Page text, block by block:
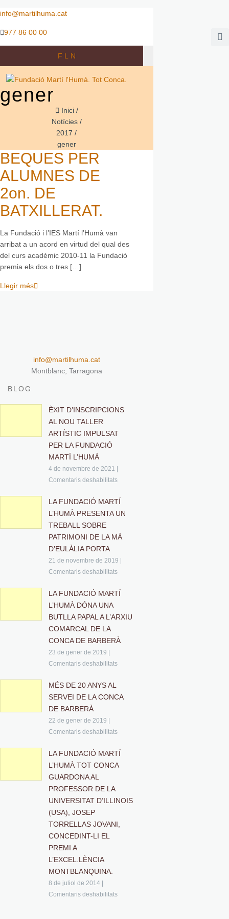
info@martilhuma.cat
977 86 00 00
F L N
gener
Inici /
Notícies /
2017 /
gener
BEQUES PER
ALUMNES DE
2on. DE
BATXILLERAT.
La Fundació i l’IES Martí l’Humà van
arribat a un acord en virtud del qual des
del curs acadèmic 2010-11 la Fundació
premia els dos o tres […]
Llegir més
info@martilhuma.cat
Montblanc, Tarragona
BLOG
ÈXIT D’INSCRIPCIONS
AL NOU TALLER
ARTÍSTIC IMPULSAT
PER LA FUNDACIÓ
MARTÍ L’HUMÀ
4 de novembre de 2021
Comentaris deshabilitats
LA FUNDACIÓ MARTÍ
L’HUMÀ PRESENTA UN
TREBALL SOBRE
PATRIMONI DE LA MÀ
D’EULÀLIA PORTA
21 de novembre de 2019
Comentaris deshabilitats
LA FUNDACIÓ MARTÍ
L’HUMÀ DÓNA UNA
BUTLLA PAPAL A L’ARXIU
COMARCAL DE LA
CONCA DE BARBERÀ
23 de gener de 2019
Comentaris deshabilitats
MÉS DE 20 ANYS AL
SERVEI DE LA CONCA
DE BARBERÀ
22 de gener de 2019
Comentaris deshabilitats
LA FUNDACIÓ MARTÍ
L’HUMÀ TOT CONCA
GUARDONA AL
PROFESSOR DE LA
UNIVERSITAT D’ILLINOIS
(USA), JOSEP
TORRELLAS JOVANI,
CONCEDINT-LI EL
PREMI A
L’EXCEL.LÈNCIA
MONTBLANQUINA.
8 de juliol de 2014
Comentaris deshabilitats